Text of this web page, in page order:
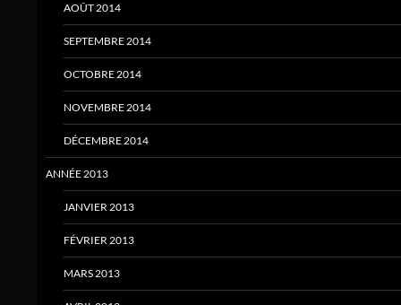
AOÛT 2014
SEPTEMBRE 2014
OCTOBRE 2014
NOVEMBRE 2014
DÉCEMBRE 2014
ANNÉE 2013
JANVIER 2013
FÉVRIER 2013
MARS 2013